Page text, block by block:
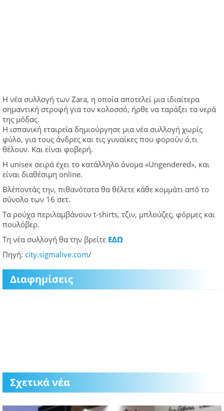
Η νέα συλλογή των Zara, η οποία αποτελεί μια ιδιαίτερα
σημαντική στροφή για τον κολοσσό, ήρθε να ταράξει τα νερά
της μόδας.
Η ισπανική εταιρεία δημιούργησε μια νέα συλλογή χωρίς
φύλο, για τους άνδρες και τις γυναίκες που φορούν ό,τι
θέλουν. Και είναι φοβερή.
Η unisex σειρά έχει το κατάλληλο όνομα «Ungendered», και
είναι διαθέσιμη online.
Βλέποντάς την, πιθανότατα θα θέλετε κάθε κομμάτι από το
σύνολο των 16 σετ.
Tα ρούχα περιλαμβάνουν t-shirts, τζιν, μπλούζες, φόρμες και
πουλόβερ.
Τη νέα συλλογή θα την βρείτε ΕΔΩ
Πηγή: city.sigmalive.com/
Διαφημίσεις
Σχετικά νέα